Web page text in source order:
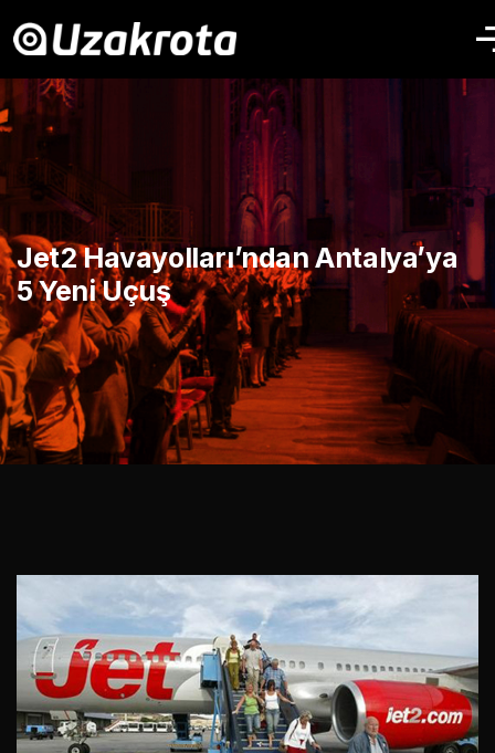
Jet2 Havayolları’ndan Antalya’ya
5 Yeni Uçuş